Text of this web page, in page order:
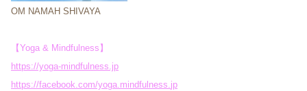
OM NAMAH SHIVAYA
【Yoga & Mindfulness】
https://yoga-mindfulness.jp
https://facebook.com/yoga.mindfulness. jp